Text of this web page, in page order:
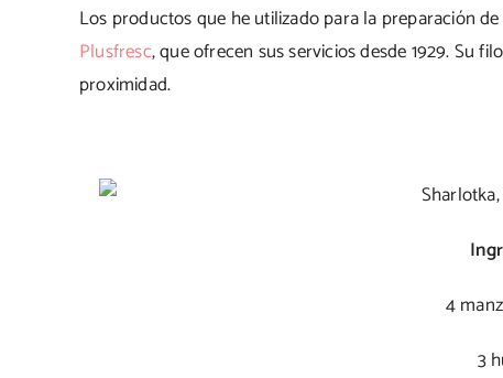
Los productos que he utilizado para la preparación
Plusfresc, que ofrecen sus servicios desde 1929. Su
proximidad.
4
3